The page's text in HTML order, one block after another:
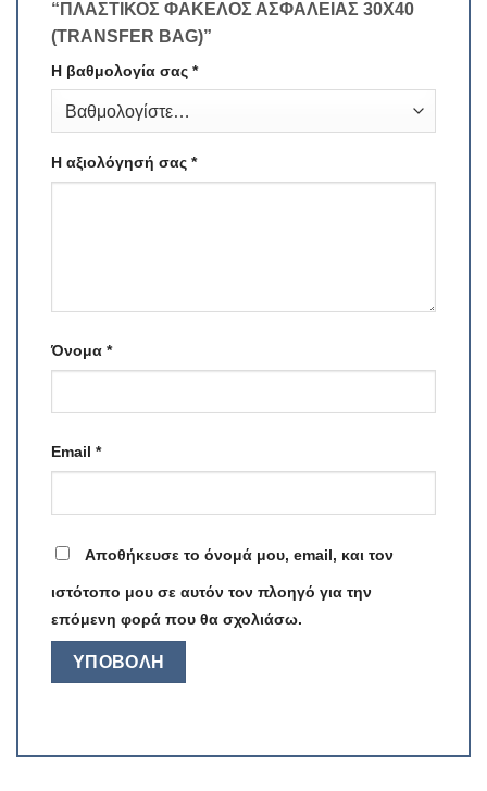
“ΠΛΑΣΤΙΚΟΣ ΦΑΚΕΛΟΣ ΑΣΦΑΛΕΙΑΣ 30Χ40
(TRANSFER BAG)”
Η βαθμολογία σας *
Η αξιολόγησή σας *
Όνομα *
Email *
Αποθήκευσε το όνομά μου, email, και τον
ιστότοπο μου σε αυτόν τον πλοηγό για την
επόμενη φορά που θα σχολιάσω.